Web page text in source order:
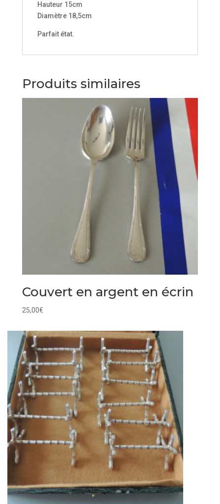
Hauteur 15cm
Diamètre 18,5cm
Parfait état.
Produits similaires
Couvert en argent en écrin
25,00€